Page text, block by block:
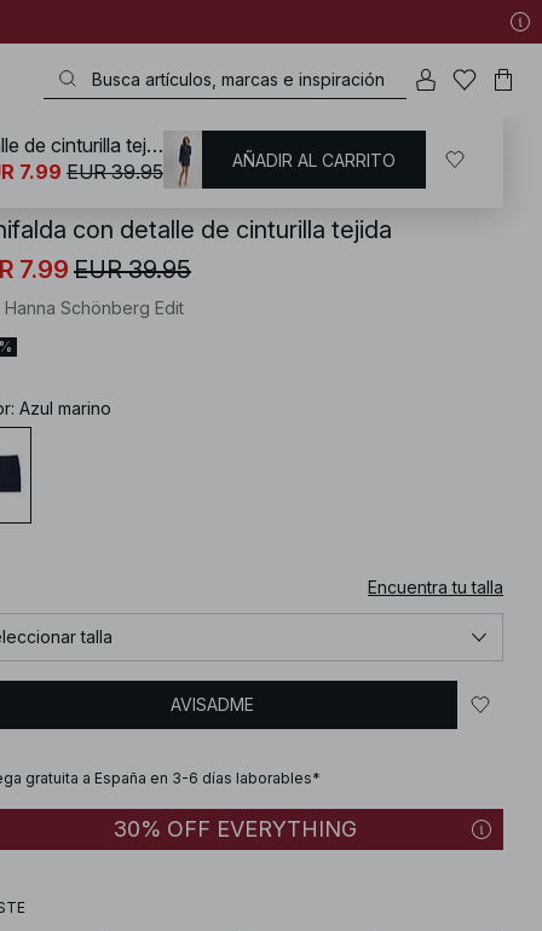
/ Outfits oficina
con detalle de cinturilla tejida
7.99 EUR 39.95
Hanna Schönberg Edit
: Azul marino
Encuentra tu talla
talla
AVISADME
gratuita a España en 3-6 días laborables*
30% OFF EVERYTHING
Minifalda con detalle de cinturilla tejida
7.99 EUR 39.95 AÑADIR AL CARRITO